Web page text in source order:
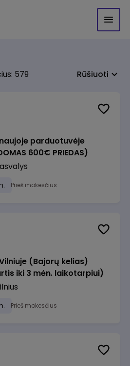
579 Rūšiuoti
parduotuvėje
600€ PRIEDAS)
Prieš mokesčius
(Bajorų kelias)
iki 3 mėn. laikotarpiui)
Prieš mokesčius